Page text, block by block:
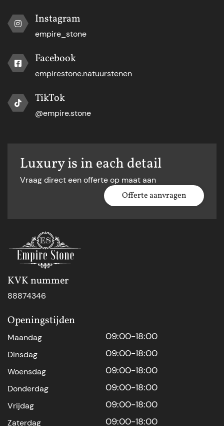
Instagram
empire_stone
Facebook
empirestone.natuurstenen
TikTok
@empire.stone
Luxury is in each detail
Vraag direct een offerte op maat aan
Offerte aanvragen
KVK nummer
88874346
Openingstijden
Maandag 09:00-18:00
Dinsdag 09:00-18:00
Woensdag 09:00-18:00
Donderdag 09:00-18:00
Vrijdag 09:00-18:00
Zaterdag 09:00-18:00